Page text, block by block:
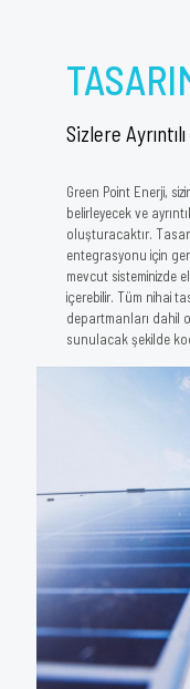
Sizlere
Green Point Enerji,
belirleyecek ve
oluşturacaktır.
entegrasyonu için
mevcut sisteminizde
içerebilir. Tüm nihai
departmanları dahil
sunulacak şekilde